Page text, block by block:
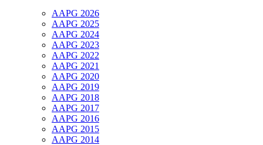
AAPG 2026
AAPG 2025
AAPG 2024
AAPG 2023
AAPG 2022
AAPG 2021
AAPG 2020
AAPG 2019
AAPG 2018
AAPG 2017
AAPG 2016
AAPG 2015
AAPG 2014